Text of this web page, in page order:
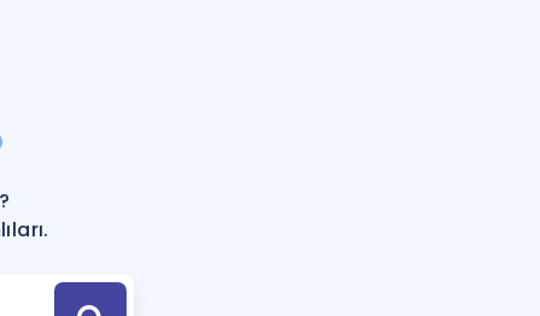
Hesaplama Aracı
için Öneriler
Tek Takvimde
Hoca ile seni sınava hazırlayacak onlarca eğitim seni bekliyor!